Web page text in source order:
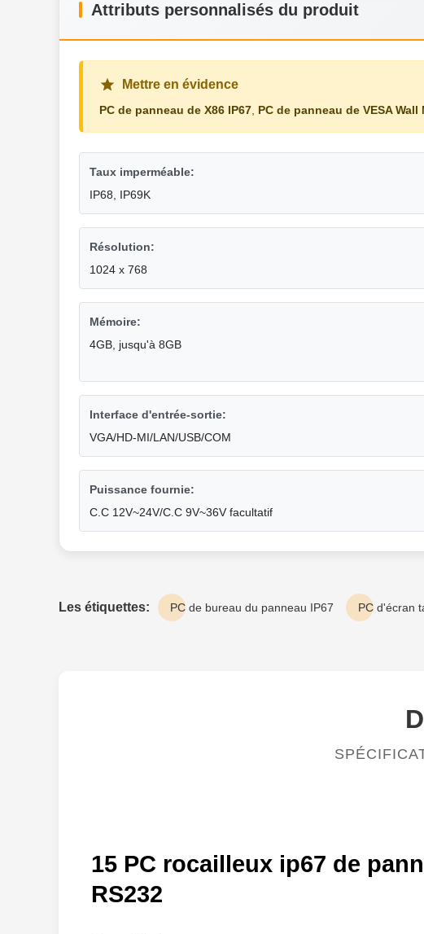
Attributs personnalisés du produit
Mettre en évidence
PC de panneau de X86 IP67, PC de panneau de VESA Wall
Taux imperméable:
IP68, IP69K
Résolution:
1024 x 768
Mémoire:
4GB, jusqu'à 8GB
Interface d'entrée-sortie:
VGA/HD-MI/LAN/USB/COM
Puissance fournie:
C.C 12V~24V/C.C 9V~36V facultatif
Les étiquettes: PC de bureau du panneau IP67 PC d'écran
15 PC rocailleux ip67 de
RS232